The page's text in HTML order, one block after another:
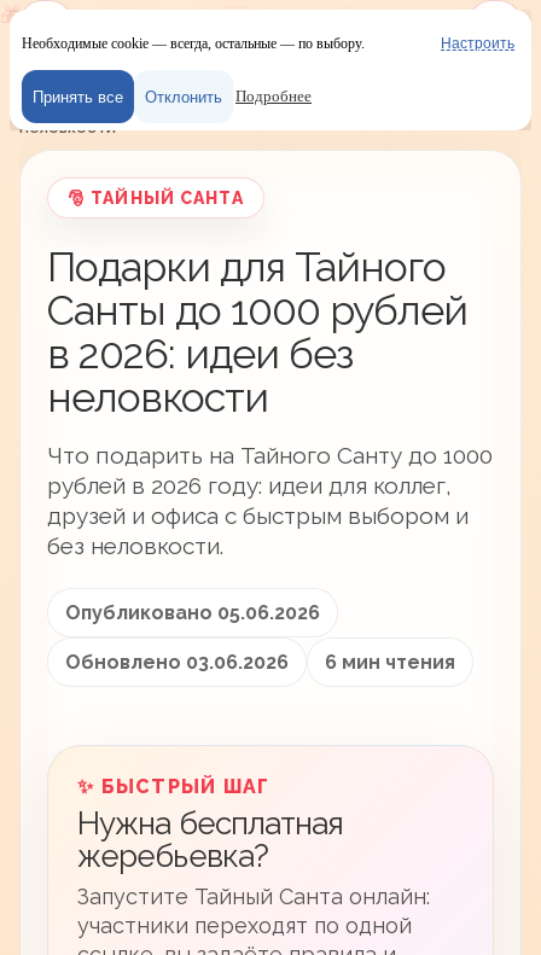
Меню Войти
Тайный Санта Идеи подарков Тайный Санта
Подарки для Тайного Санты до 1000 рублей в 2026: идеи без
неловкости
🎅 ТАЙНЫЙ САНТА
Подарки для Тайного
Санты до 1000 рублей
в 2026: идеи без
неловкости
Что подарить на Тайного Санту до 1000
рублей в 2026 году: идеи для коллег,
друзей и офиса с быстрым выбором и
без неловкости.
Опубликовано 05.06.2026
Обновлено 03.06.2026 6 мин чтения
✨ БЫСТРЫЙ ШАГ
Нужна бесплатная
жеребьевка?
Запустите Тайный Санта онлайн:
участники переходят по одной
Наш сайт
Настроить
Необходимые cookie — всегда, остальные — по выбору.
Принять все Отклонить Подробнее